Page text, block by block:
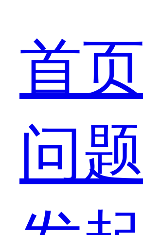
论
是
功
首页
问题